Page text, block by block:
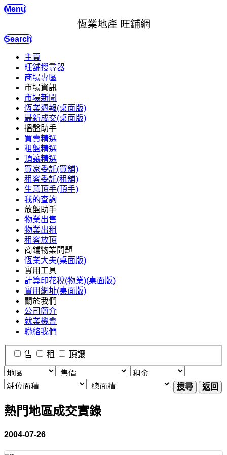
Menu
恆業地產 旺鋪網
Search
主頁
旺舖搜尋器
商場專區
市場資訊
市場新聞
恆業週報(桌面版)
最新成交(桌面版)
搵盤助手
買賣精選
租盤精選
頂讓精選
買家委託(買舖)
租客委託(租舖)
生意頂手(頂手)
我的查詢
放盤助手
物業出售
物業出租
租客放頂
商鋪物業問題
恆業大夫(桌面版)
實用工具
計算印花稅(物業)(桌面版)
實用網址(桌面版)
關於我們
公司簡介
就業機會
聯絡我們
售 租 頂讓
搜尋 返回
熱門地區成交實錄
2004-07-26